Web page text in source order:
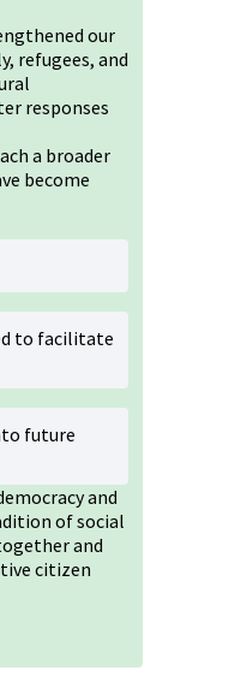
our
refugees, and
responses
a broader
become
to facilitate
future
and
of social
and
citizen